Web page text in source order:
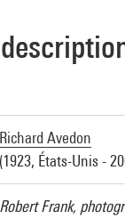
Richard Avedon
(1923, États-Unis -
Robert Frank,